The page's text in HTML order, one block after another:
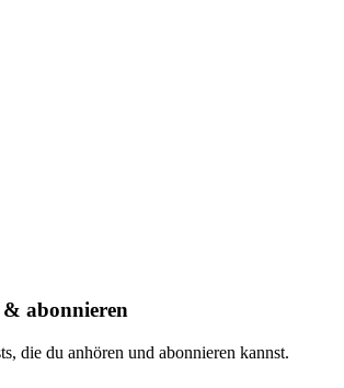
& abonnieren
die du anhören und abonnieren kannst.